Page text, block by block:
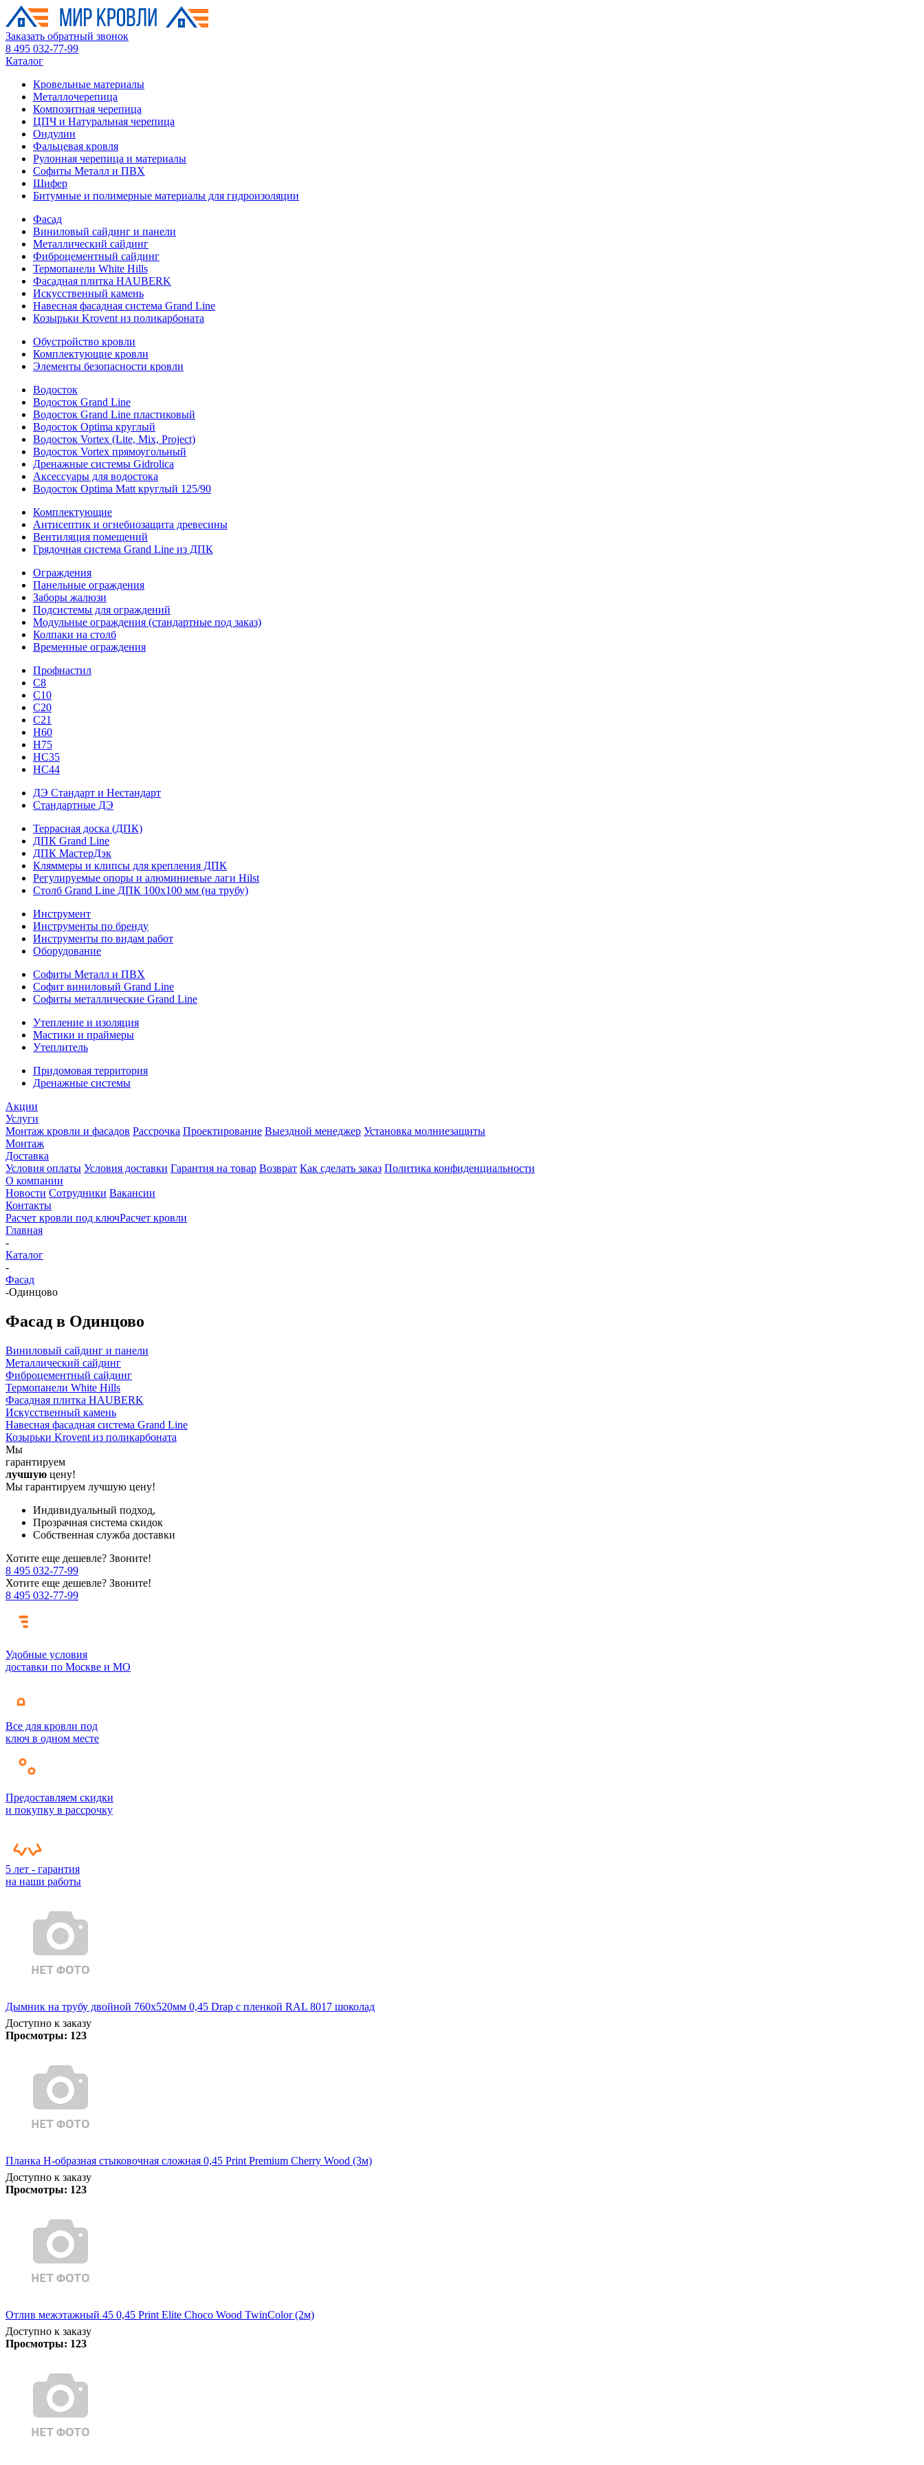
Заказать обратный звонок
8 495 032-77-99
Каталог
Кровельные материалы
Металлочерепица
Композитная черепица
ЦПЧ и Натуральная черепица
Ондулин
Фальцевая кровля
Рулонная черепица и материалы
Софиты Металл и ПВХ
Шифер
Битумные и полимерные материалы для гидроизоляции
Фасад
Виниловый сайдинг и панели
Металлический сайдинг
Фиброцементный сайдинг
Термопанели White Hills
Фасадная плитка HAUBERK
Искусственный камень
Навесная фасадная система Grand Line
Козырьки Krovent из поликарбоната
Обустройство кровли
Комплектующие кровли
Элементы безопасности кровли
Водосток
Водосток Grand Line
Водосток Grand Line пластиковый
Водосток Optima круглый
Водосток Vortex (Lite, Mix, Project)
Водосток Vortex прямоугольный
Дренажные системы Gidrolica
Аксессуары для водостока
Водосток Optima Matt круглый 125/90
Комплектующие
Антисептик и огнебиозащита древесины
Вентиляция помещений
Грядочная система Grand Line из ДПК
Ограждения
Панельные ограждения
Заборы жалюзи
Подсистемы для ограждений
Модульные ограждения (стандартные под заказ)
Колпаки на столб
Временные ограждения
Профнастил
С8
С10
С20
С21
H60
H75
HС35
НС44
ДЭ Стандарт и Нестандарт
Стандартные ДЭ
Террасная доска (ДПК)
ДПК Grand Line
ДПК МастерДэк
Кляммеры и клипсы для крепления ДПК
Регулируемые опоры и алюминиевые лаги Hilst
Столб Grand Line ДПК 100х100 мм (на трубу)
Инструмент
Инструменты по бренду
Инструменты по видам работ
Оборудование
Софиты Металл и ПВХ
Софит виниловый Grand Line
Софиты металлические Grand Line
Утепление и изоляция
Мастики и праймеры
Утеплитель
Придомовая территория
Дренажные системы
Акции
Услуги
Монтаж кровли и фасадов Рассрочка Проектирование Выездной менеджер Установка молниезащиты
Монтаж
Доставка
Условия оплаты Условия доставки Гарантия на товар Возврат Как сделать заказ Политика конфиденциальности
О компании
Новости Сотрудники Вакансии
Контакты
Расчет кровли под ключРасчет кровли
Главная
-
Каталог
-
Фасад
-Одинцово
Фасад в Одинцово
Виниловый сайдинг и панели
Металлический сайдинг
Фиброцементный сайдинг
Термопанели White Hills
Фасадная плитка HAUBERK
Искусственный камень
Навесная фасадная система Grand Line
Козырьки Krovent из поликарбоната
Мы
гарантируем
лучшую цену!
Мы гарантируем лучшую цену!
Индивидуальный подход,
Прозрачная система скидок
Собственная служба доставки
Хотите еще дешевле? Звоните!
8 495 032-77-99
Хотите еще дешевле? Звоните!
8 495 032-77-99
Удобные условия
доставки по Москве и МО
Все для кровли под
ключ в одном месте
Предоставляем скидки
и покупку в рассрочку
5 лет - гарантия
на наши работы
Дымник на трубу двойной 760х520мм 0,45 Drap с пленкой RAL 8017 шоколад
Доступно к заказу
Просмотры: 123
Планка Н-образная стыковочная сложная 0,45 Print Premium Cherry Wood (3м)
Доступно к заказу
Просмотры: 123
Отлив межэтажный 45 0,45 Print Elite Choco Wood TwinColor (2м)
Доступно к заказу
Просмотры: 123